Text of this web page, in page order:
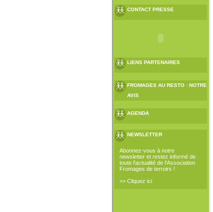
CONTACT PRESSE
LIENS PARTENAIRES
FROMAGES AU RESTO : NOTRE
AVIS
AGENDA
NEWSLETTER
Abonnez-vous à notre
newsletter et restez informé de
toute l'actualité de l'Association
Fromages de terroirs !
>> Cliquez ici